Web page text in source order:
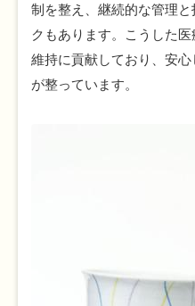
制を整え、継続的な管理
クもあります。こうした
維持に貢献しており、安
が整っています。